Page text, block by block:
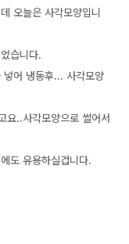
오늘은 사각모양입니
습니다.
넣어 냉동후... 사각모양
요..사각모양으로 썰어서
도 유용하실겁니다.